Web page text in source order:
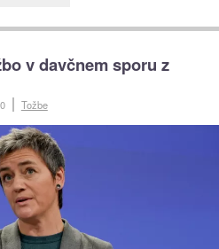
v davčnem sporu z
Tožbe